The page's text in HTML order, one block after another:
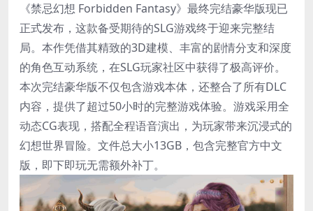
《禁忌幻想 Forbidden Fantasy》最终完结豪华版现已
正式发布，这款备受期待的SLG游戏终于迎来完整结
局。本作凭借其精致的3D建模、丰富的剧情分支和深度
的角色互动系统，在SLG玩家社区中获得了极高评价。
本次完结豪华版不仅包含游戏本体，还整合了所有DLC
内容，提供了超过50小时的完整游戏体验。游戏采用全
动态CG表现，搭配全程语音演出，为玩家带来沉浸式的
幻想世界冒险。文件总大小13GB，包含完整官方中文
版，即下即玩无需额外补丁。